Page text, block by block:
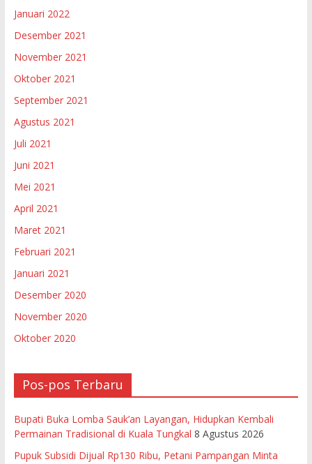
Januari 2022
Desember 2021
November 2021
Oktober 2021
September 2021
Agustus 2021
Juli 2021
Juni 2021
Mei 2021
April 2021
Maret 2021
Februari 2021
Januari 2021
Desember 2020
November 2020
Oktober 2020
Pos-pos Terbaru
Bupati Buka Lomba Sauk’an Layangan, Hidupkan Kembali
Permainan Tradisional di Kuala Tungkal 8 Agustus 2026
Pupuk Subsidi Dijual Rp130 Ribu, Petani Pampangan Minta